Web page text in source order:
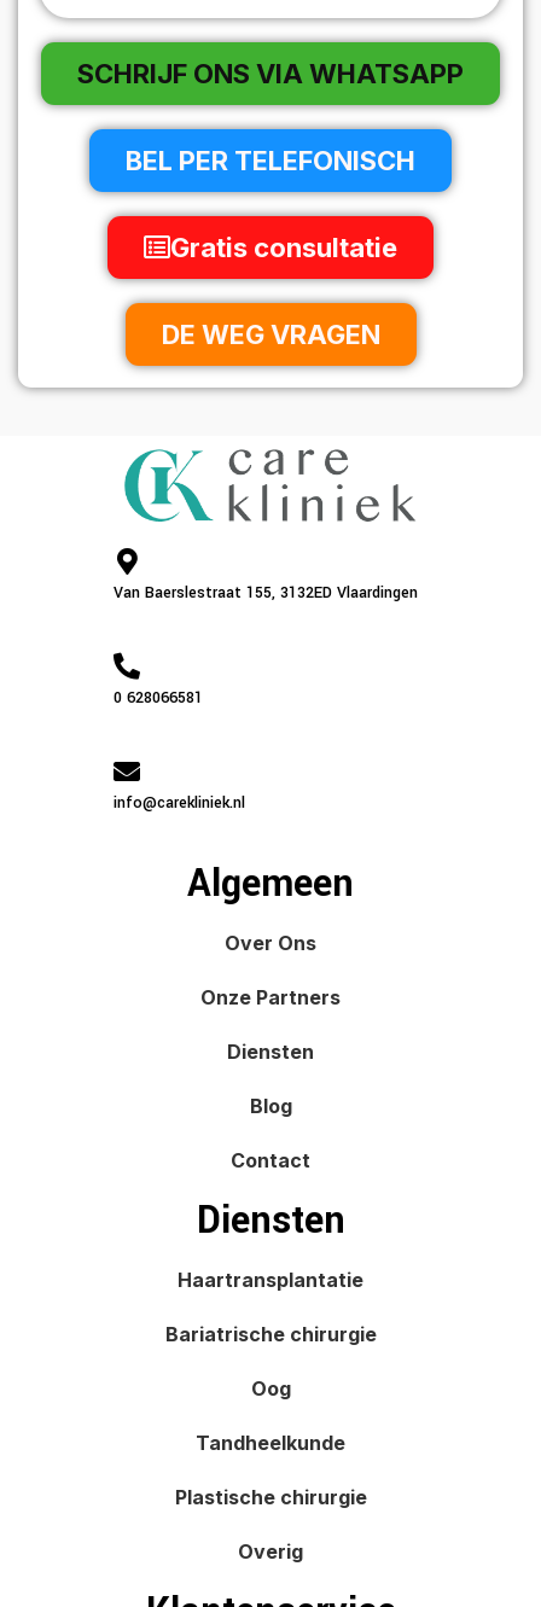
SCHRIJF ONS VIA WHATSAPP
BEL PER TELEFONISCH
Gratis consultatie
DE WEG VRAGEN
Van Baerslestraat 155, 3132ED Vlaardingen
0 628066581
info@carekliniek.nl
Algemeen
Over Ons
Onze Partners
Diensten
Blog
Contact
Diensten
Haartransplantatie
Bariatrische chirurgie
Oog
Tandheelkunde
Plastische chirurgie
Overig